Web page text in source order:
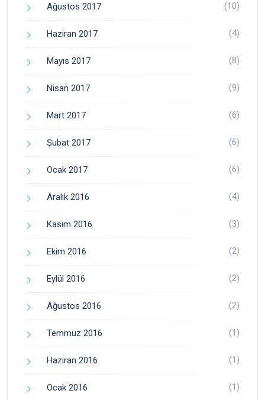
Ağustos 2017 (10)
Haziran 2017 (4)
Mayıs 2017 (8)
Nisan 2017 (9)
Mart 2017 (6)
Şubat 2017 (6)
Ocak 2017 (6)
Aralık 2016 (4)
Kasım 2016 (3)
Ekim 2016 (2)
Eylül 2016 (2)
Ağustos 2016 (2)
Temmuz 2016 (1)
Haziran 2016 (1)
Ocak 2016 (1)